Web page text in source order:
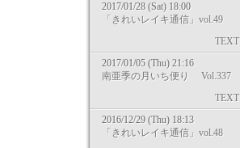
2017/01/28 (Sat) 18:00
「きれいレイキ通信」vol.49
TEXT
2017/01/05 (Thu) 21:16
南亜季の月いち便り Vol.337
TEXT
2016/12/29 (Thu) 18:13
「きれいレイキ通信」vol.48